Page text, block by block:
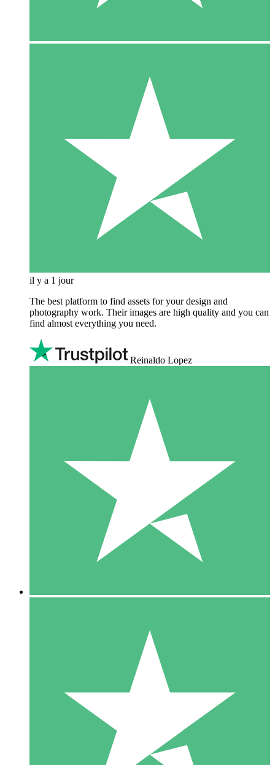
il y a 1 jour
The best platform to find assets for your design and
photography work. Their images are high quality and you can
find almost everything you need.
Reinaldo Lopez